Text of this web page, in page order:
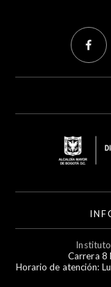
Carrera 8
Horario de atención: